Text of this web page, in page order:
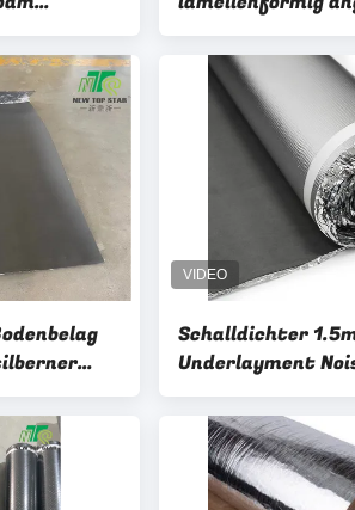
mit 40
Unterlage, 2mm
200sqft/Roll
Schalldichter
Underlayment
Underlayment mit
prägeartigem Film